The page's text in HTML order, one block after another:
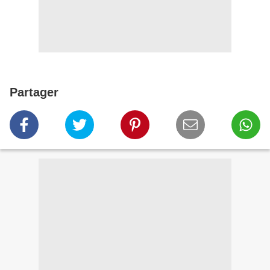
Partager